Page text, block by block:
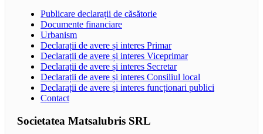
Publicare declarații de căsătorie
Documente financiare
Urbanism
Declarații de avere și interes Primar
Declarații de avere și interes Viceprimar
Declarații de avere și interes Secretar
Declarații de avere și interes Consiliul local
Declarații de avere și interes funcționari publici
Contact
Societatea Matsalubris SRL